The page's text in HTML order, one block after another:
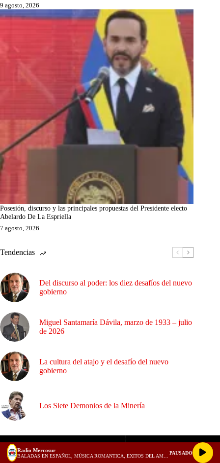
9 agosto, 2026
Posesión, discurso y las principales propuestas del Presidente electo
Abelardo De La Espriella
7 agosto, 2026
Tendencias
Del discurso al poder: los diez desafíos del nuevo
gobierno
Miguel Santamaría Dávila, marzo de 1933 – julio
de 2026
La cultura del atajo y el desafío del nuevo
gobierno
Los Siete Demonios de la Minería
Radio Mercosur
BALADAS EN ESPAÑOL, MÚSICA ROMANTICA, EXITOS DEL AMOR, 1980, 1990, 2000 - 1 HORA PARA ENAMORADOS! (128 kbps)
PAUSADO